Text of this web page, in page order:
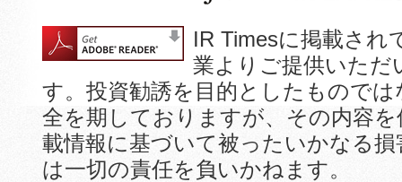
IR Timesに掲載され
業よりご提供いただ
す。投資勧誘を目的としたもので
全を期しておりますが、その内容
載情報に基づいて被ったいかなる
は一切の責任を負いかねます。